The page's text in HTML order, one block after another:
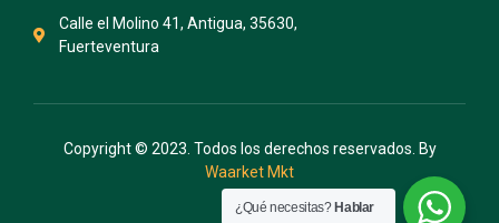
Calle el Molino 41, Antigua, 35630,
Fuerteventura
Copyright © 2023. Todos los derechos reservados. By
Waarket Mkt
¿Qué necesitas? Hablar